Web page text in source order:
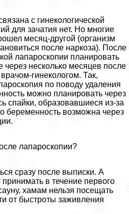
с гинекологической
для зачатия нет. Но многие
месяц-другой (организм
после наркоза). После
лапароскопии планировать
несколько месяцев после
гинекологом. Так,
по поводу удаления
можно планировать через
спайки, образовавшиеся из-за
беременность возможна через
лапароскопии?
сразу после выписки. А
в течение первого
хамам нельзя посещать
от быстроты заживления